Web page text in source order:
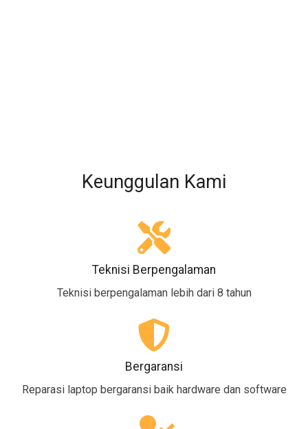
Keunggulan Kami
Teknisi Berpengalaman
Teknisi berpengalaman lebih dari 8 tahun
Bergaransi
Reparasi laptop bergaransi baik hardware dan software